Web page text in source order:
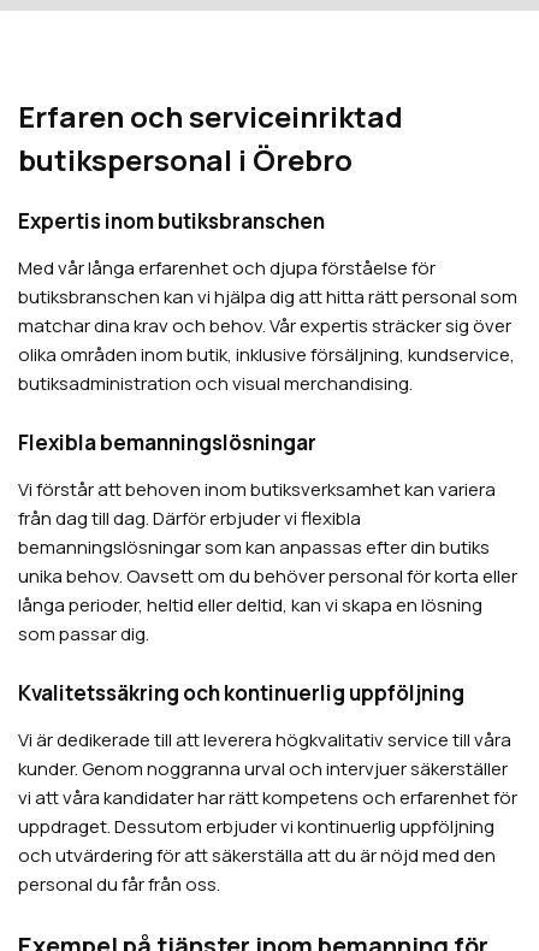
Erfaren och serviceinriktad
butikspersonal i Örebro
Expertis inom butiksbranschen
Med vår långa erfarenhet och djupa förståelse för
butiksbranschen kan vi hjälpa dig att hitta rätt personal som
matchar dina krav och behov. Vår expertis sträcker sig över
olika områden inom butik, inklusive försäljning, kundservice,
butiksadministration och visual merchandising.
Flexibla bemanningslösningar
Vi förstår att behoven inom butiksverksamhet kan variera
från dag till dag. Därför erbjuder vi flexibla
bemanningslösningar som kan anpassas efter din butiks
unika behov. Oavsett om du behöver personal för korta eller
långa perioder, heltid eller deltid, kan vi skapa en lösning
som passar dig.
Kvalitetssäkring och kontinuerlig uppföljning
Vi är dedikerade till att leverera högkvalitativ service till våra
kunder. Genom noggranna urval och intervjuer säkerställer
vi att våra kandidater har rätt kompetens och erfarenhet för
uppdraget. Dessutom erbjuder vi kontinuerlig uppföljning
och utvärdering för att säkerställa att du är nöjd med den
personal du får från oss.